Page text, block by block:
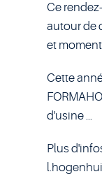
Ce
autour de
et
Cette
d'usine ...
Plus